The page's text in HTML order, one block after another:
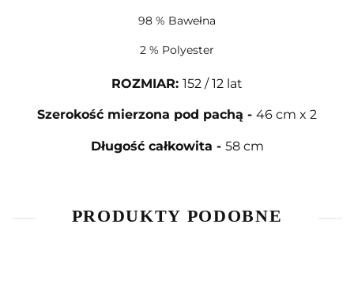
98 % Bawełna
2 % Polyester
ROZMIAR: 152 / 12 lat
Szerokość mierzona pod pachą - 46 cm x 2
Długość całkowita - 58 cm
PRODUKTY PODOBNE